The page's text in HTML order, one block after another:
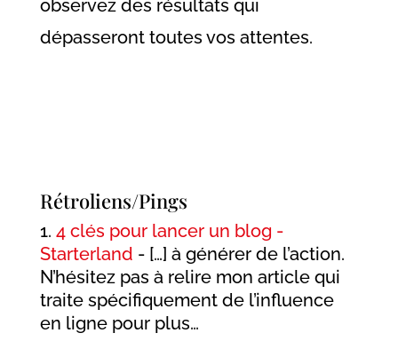
observez des résultats qui
dépasseront toutes vos attentes.
Rétroliens/Pings
4 clés pour lancer un blog -
Starterland - […] à générer de l’action.
N’hésitez pas à relire mon article qui
traite spécifiquement de l’influence
en ligne pour plus…